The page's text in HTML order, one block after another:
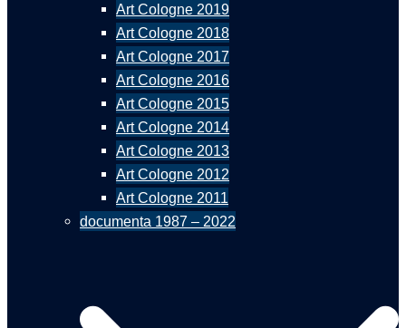
Art Cologne 2019
Art Cologne 2018
Art Cologne 2017
Art Cologne 2016
Art Cologne 2015
Art Cologne 2014
Art Cologne 2013
Art Cologne 2012
Art Cologne 2011
documenta 1987 – 2022